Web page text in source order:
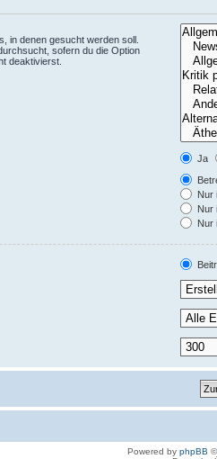
in denen gesucht werden soll.
sofern du die Option
deaktivierst.
Ja
Nur
Nur
Nur
Powered by phpBB